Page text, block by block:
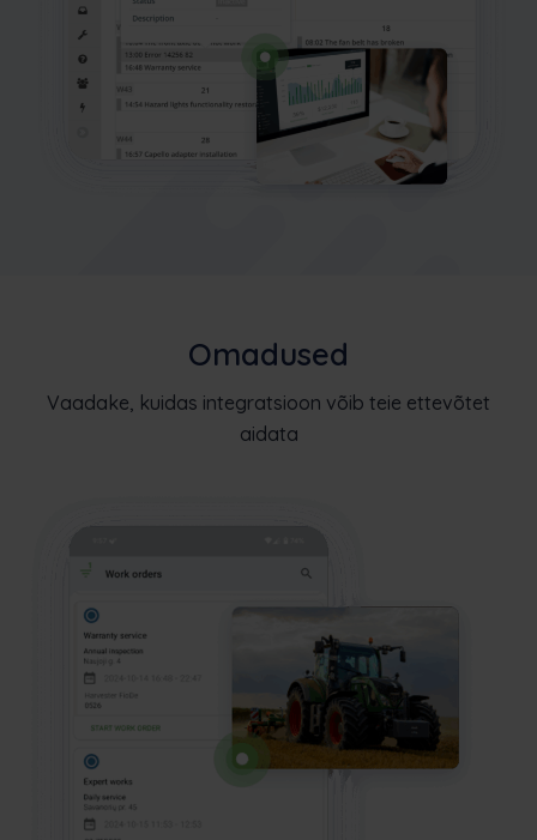
Omadused
Vaadake, kuidas integratsioon võib teie ettevõtet
aidata